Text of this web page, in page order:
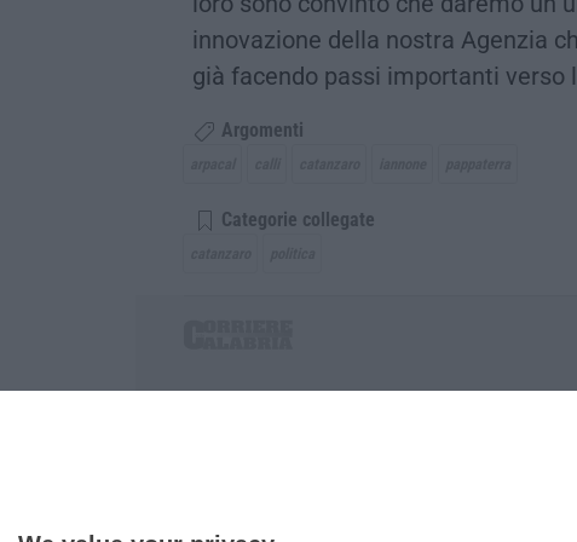
innovazione della nostra Agenzia
già facendo passi importanti verso
Argomenti
Categorie collegate
P.IVA. 03199620794, Via del mare 6/G, S.Eufemia,
Iscrizione tribunale di Lamezia Terme 5/2011 -